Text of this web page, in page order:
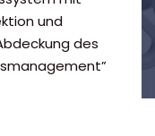
und
des